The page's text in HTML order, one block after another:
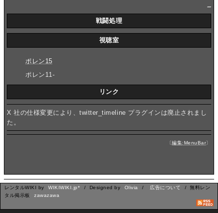
戦闘処理
視聴室
ポレン15
ポレン11-
リンク
X 社の仕様変更により、twitter_timeline プラグインは廃止されまし
た。
〔編集:MenuBar〕
レンタルWIKI by WIKIWIKI.jp* / Designed by Olivia / 広告について
/ 無料レン
タル掲示板
zawazawa